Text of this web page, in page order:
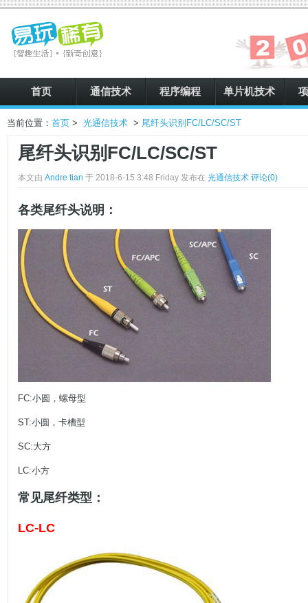
首页 通信技术 程序编程 单片机技术
当前位置： 首页 > 光通信技术 > 尾纤头识别FC/LC/SC/ST
尾纤头识别FC/LC/SC/ST
本文由 Andre tian 于 2018-6-15 3:48 Friday 发布在 光通信技术 评论(0)
各类尾纤头说明：
FC:小圆，螺母型
ST:小圆，卡槽型
SC:大方
LC:小方
常见尾纤类型：
LC-LC